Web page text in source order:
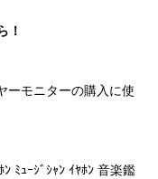
！
ーモニターの購入に使
ﾝ ﾐｭｰｼﾞｼｬﾝ ｲﾔﾎﾝ 音楽鑑